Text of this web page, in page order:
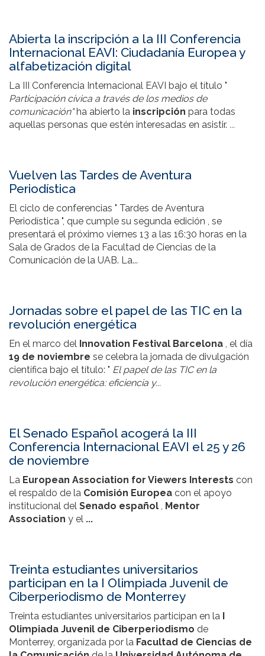
Abierta la inscripción a la III Conferencia
Internacional EAVI: Ciudadanía Europea y
alfabetización digital
La III Conferencia Internacional EAVI bajo el título "
Participación cívica a través de los medios de
comunicación"ha abierto la inscripción para todas
aquellas personas que estén interesadas en asistir. ...
Vuelven las Tardes de Aventura
Periodística
El ciclo de conferencias " Tardes de Aventura
Periodística ", que cumple su segunda edición , se
presentará el próximo viernes 13 a las 16:30 horas en la
Sala de Grados de la Facultad de Ciencias de la
Comunicación de la UAB. La...
Jornadas sobre el papel de las TIC en la
revolución energética
En el marco del Innovation Festival Barcelona , el día
19 de noviembre se celebra la jornada de divulgación
científica bajo el título: " El papel de las TIC en la
revolución energética: eficiencia y...
El Senado Español acogerá la III
Conferencia Internacional EAVI el 25 y 26
de noviembre
La European Association for Viewers Interests con
el respaldo de la Comisión Europea con el apoyo
institucional del Senado español , Mentor
Association y el ...
Treinta estudiantes universitarios
participan en la I Olimpiada Juvenil de
Ciberperiodismo de Monterrey
Treinta estudiantes universitarios participan en la I
Olimpiada Juvenil de Ciberperiodismo de
Monterrey, organizada por la Facultad de Ciencias de